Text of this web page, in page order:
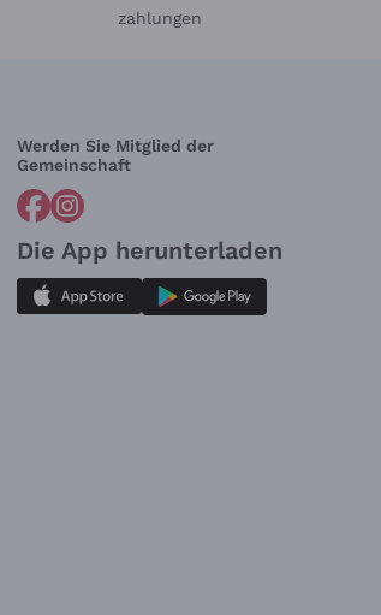
zahlungen
Werden Sie Mitglied der
Gemeinschaft
Die App herunterladen